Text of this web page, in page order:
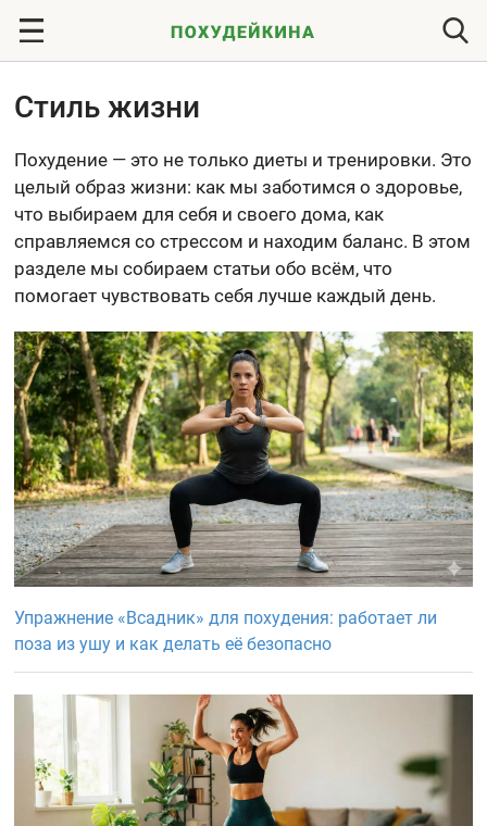
Стиль жизни
Похудение — это не только диеты и тренировки. Это
целый образ жизни: как мы заботимся о здоровье,
что выбираем для себя и своего дома, как
справляемся со стрессом и находим баланс. В этом
разделе мы собираем статьи обо всём, что
помогает чувствовать себя лучше каждый день.
Упражнение «Всадник» для похудения: работает ли
поза из ушу и как делать её безопасно